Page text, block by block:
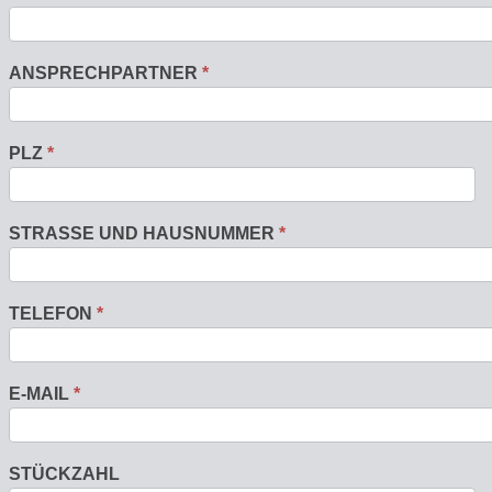
ANSPRECHPARTNER *
PLZ *
STRASSE UND HAUSNUMMER *
TELEFON *
E-MAIL *
STÜCKZAHL